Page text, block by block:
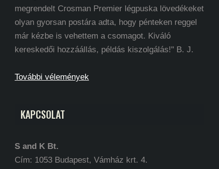
megrendelt Crosman Premier légpuska lövedékeket
olyan gyorsan postára adta, hogy pénteken reggel
már kézbe is vehettem a csomagot. Kiváló
kereskedői hozzáállás, példás kiszolgálás!" B. J.
További vélemények
KAPCSOLAT
S and K Bt.
Cím: 1053 Budapest, Vámház krt. 4.